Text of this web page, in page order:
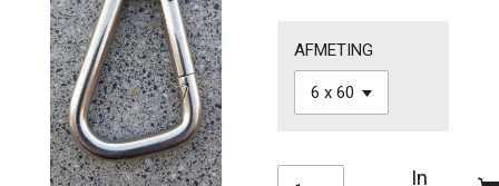
AFMETING
In